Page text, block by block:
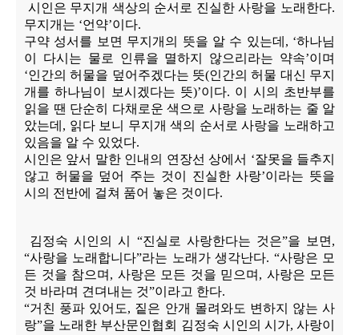
시인은 무지개 색상의 순서로 진실한 사랑을 노래한다.
무지개는 ‘언약’이다.
구약 성서를 보면 무지개의 뜻을 알 수 있는데 , ‘하나님
이 다시는 물로 인류을 멸하지 않으리라는 약속’이며
‘인간의 허물을 덮어주겠다는 뜻(인간의 허물 대신 무지
개를 하나님이 보시겠다는 뜻)’이다. 이 시의 초반부를
읽을 땐 단순히 다채로운 색으로 사랑을 노래하는 줄 알
았는데 , 읽다 보니 무지개 색의 순서로 사랑을 노래하고
있음을 알 수 있었다.
시인은 앞서 말한 인내의 연장선 상에서 ‘잘못을 들추지
않고 허물을 덮어 주는 것이 진실한 사랑’이라는 뜻을
시의 전반에 걸쳐 품어 놓은 것이다.
김정숙 시인의 시 “진실로 사랑한다는 것은”을 보면 ,
“사랑을 노래합니다”라는 노래가 생각난다. “사랑은 모
든 것을 참으며 , 사랑은 모든 것을 믿으며 , 사랑은 모든
것 바라며 견뎌내는 것”이라고 한다.
“거친 풍파 있어도, 짙은 안개 몰려와도 변하지 않는 사
랑”을 노래한 부산문인협회 김정숙 시인의 시가,사랑이